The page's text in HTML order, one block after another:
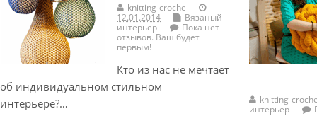
knitting-croche
12.01.2014
Вязаный
интерьер
Пока нет
отзывов. Ваш будет
первым!
Кто из нас не мечтает
об индивидуальном стильном
интерьере?…
knitting-
интерьер